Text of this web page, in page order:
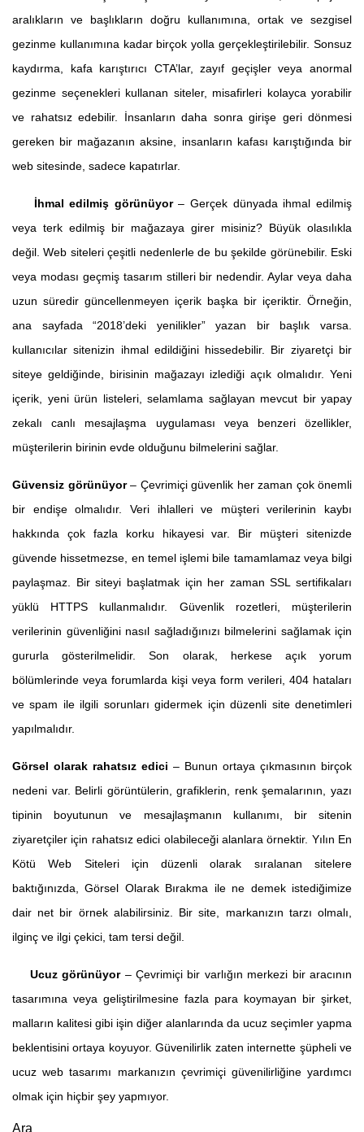
aralıkların ve başlıkların doğru kullanımına, ortak ve sezgisel
gezinme kullanımına kadar birçok yolla gerçekleştirilebilir. Sonsuz
kaydırma, kafa karıştırıcı CTA’lar, zayıf geçişler veya anormal
gezinme seçenekleri kullanan siteler, misafirleri kolayca yorabilir
ve rahatsız edebilir. İnsanların daha sonra girişe geri dönmesi
gereken bir mağazanın aksine, insanların kafası karıştığında bir
web sitesinde, sadece kapatırlar.
İhmal edilmiş görünüyor– Gerçek dünyada ihmal edilmiş
veya terk edilmiş bir mağazaya girer misiniz? Büyük olasılıkla
değil. Web siteleri çeşitli nedenlerle de bu şekilde görünebilir. Eski
veya modası geçmiş tasarım stilleri bir nedendir. Aylar veya daha
uzun süredir güncellenmeyen içerik başka bir içeriktir. Örneğin,
ana sayfada “2018’deki yenilikler” yazan bir başlık varsa.
kullanıcılar sitenizin ihmal edildiğini hissedebilir. Bir ziyaretçi bir
siteye geldiğinde, birisinin mağazayı izlediği açık olmalıdır. Yeni
içerik, yeni ürün listeleri, selamlama sağlayan mevcut bir yapay
zekalı canlı mesajlaşma uygulaması veya benzeri özellikler,
müşterilerin birinin evde olduğunu bilmelerini sağlar.
Güvensiz görünüyor– Çevrimiçi güvenlik her zaman çok önemli
bir endişe olmalıdır. Veri ihlalleri ve müşteri verilerinin kaybı
hakkında çok fazla korku hikayesi var. Bir müşteri sitenizde
güvende hissetmezse, en temel işlemi bile tamamlamaz veya bilgi
paylaşmaz. Bir siteyi başlatmak için her zaman SSL sertifikaları
yüklü HTTPS kullanmalıdır. Güvenlik rozetleri, müşterilerin
verilerinin güvenliğini nasıl sağladığınızı bilmelerini sağlamak için
gururla gösterilmelidir. Son olarak, herkese açık yorum
bölümlerinde veya forumlarda kişi veya form verileri, 404 hataları
ve spam ile ilgili sorunları gidermek için düzenli site denetimleri
yapılmalıdır.
Görsel olarak rahatsız edici – Bunun ortaya çıkmasının birçok
nedeni var. Belirli görüntülerin, grafiklerin, renk şemalarının, yazı
tipinin boyutunun ve mesajlaşmanın kullanımı, bir sitenin
ziyaretçiler için rahatsız edici olabileceği alanlara örnektir. Yılın En
Kötü Web Siteleri için düzenli olarak sıralanan sitelere
baktığınızda, Görsel Olarak Bırakma ile ne demek istediğimize
dair net bir örnek alabilirsiniz. Bir site, markanızın tarzı olmalı,
ilginç ve ilgi çekici, tam tersi değil.
Ucuz görünüyor– Çevrimiçi bir varlığın merkezi bir aracının
tasarımına veya geliştirilmesine fazla para koymayan bir şirket,
malların kalitesi gibi işin diğer alanlarında da ucuz seçimler yapma
beklentisini ortaya koyuyor. Güvenilirlik zaten internette şüpheli ve
ucuz web tasarımı markanızın çevrimiçi güvenilirliğine yardımcı
olmak için hiçbir şey yapmıyor.
Ara